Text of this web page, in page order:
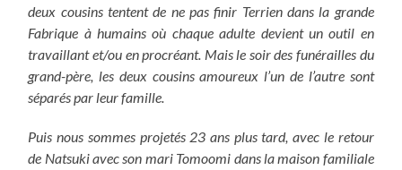
deux cousins tentent de ne pas finir Terrien dans la grande
Fabrique à humains où chaque adulte devient un outil en
travaillant et/ou en procréant. Mais le soir des funérailles du
grand-père, les deux cousins amoureux l’un de l’autre sont
séparés par leur famille.
Puis nous sommes projetés 23 ans plus tard, avec le retour
de Natsuki avec son mari Tomoomi dans la maison familiale